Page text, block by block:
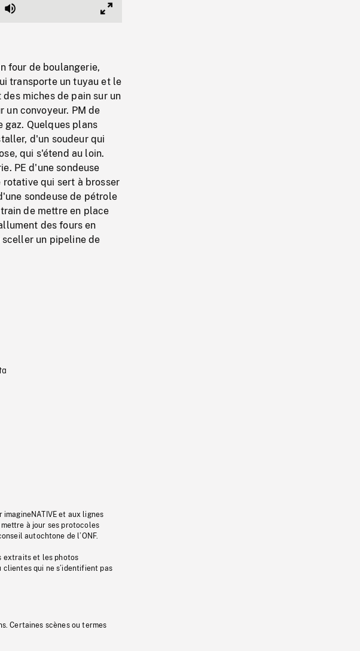
Mute
four de boulangerie,
transporte un tuyau et le
miches de pain sur un
un convoyeur. PM de
Quelques plans
d'un soudeur qui
qui s'étend au loin.
PE d'une sondeuse
rotative qui sert à brosser
sondeuse de pétrole
de mettre en place
des fours en
un pipeline de
et aux lignes
à jour ses protocoles
autochtone de l’ONF.
extraits et les photos
qui ne s’identifient pas
Certaines scènes ou termes